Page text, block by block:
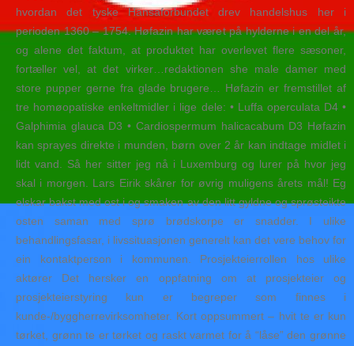
hvordan det tyske Hansaforbundet drev handelshus her i
perioden 1360 – 1754. Høfazin har været på hylderne i en del år,
og alene det faktum, at produktet har overlevet flere sæsoner,
fortæller vel, at det virker…redaktionen she male damer med
store pupper gerne fra glade brugere… Høfazin er fremstillet af
tre homøopatiske enkeltmidler i lige dele: • Luffa operculata D4 •
Galphimia glauca D3 • Cardiospermum halicacabum D3 Høfazin
kan sprayes direkte i munden, børn over 2 år kan indtage midlet i
lidt vand. Så her sitter jeg nå i Luxemburg og lurer på hvor jeg
skal i morgen. Lars Eirik skårer for øvrig muligens årets mål! Eg
elskar bakst med ost i og smaken av den litt gyldne og sprøsteikte
osten saman med sprø brødskorpe er snadder. I ulike
behandlingsfasar, i livssituasjonen generelt kan det vere behov for
ein kontaktperson i kommunen. Prosjekteierrollen hos ulike
aktører Det hersker en oppfatning om at prosjekteier og
prosjekteierstyring kun er begreper som finnes i
kunde-/byggherrevirksomheter. Kort oppsummert – hvit te er kun
tørket, grønn te er tørket og raskt varmet for å “låse” den grønne